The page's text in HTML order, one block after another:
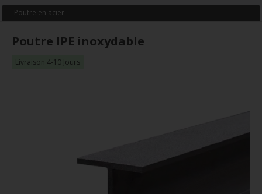
Poutre en acier
Poutre IPE inoxydable
Livraison 4-10 Jours